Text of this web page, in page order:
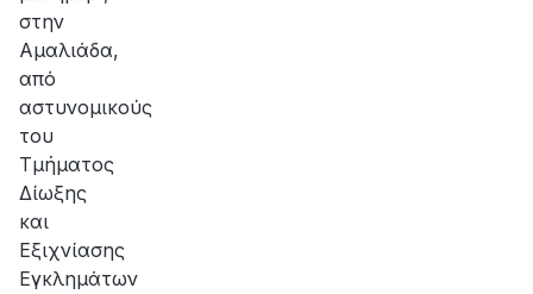
στην
Αμαλιάδα,
από
αστυνομικούς
του
Τμήματος
Δίωξης
και
Εξιχνίασης
Εγκλημάτων